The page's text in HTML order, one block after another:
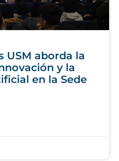
USM aborda la
y la
en la Sede